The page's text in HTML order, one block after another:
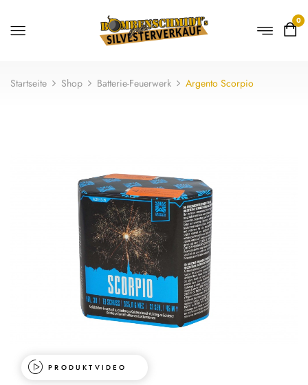
0
Startseite Shop Batterie-Feuerwerk Argento Scorpio
PRODUKTVIDEO